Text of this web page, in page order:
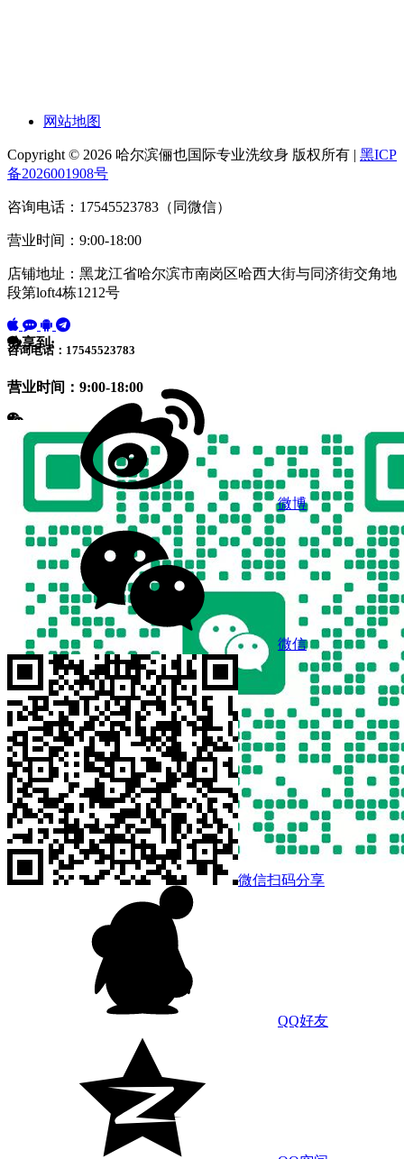
网站地图
Copyright © 2026 哈尔滨俪也国际专业洗纹身 版权所有 | 黑ICP
备2026001908号
咨询电话：17545523783（同微信）
营业时间：9:00-18:00
店铺地址：黑龙江省哈尔滨市南岗区哈西大街与同济街交角地
段第loft4栋1212号
咨询电话：17545523783
营业时间：9:00-18:00
分享到:
微博
微信
微信扫码分享
QQ好友